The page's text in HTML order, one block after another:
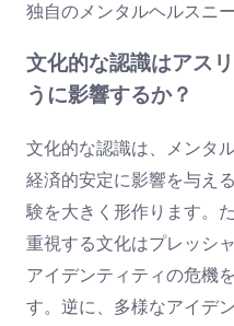
独自のメンタルヘルスニ
文化的な認識はアス
うに影響するか？
文化的な認識は、メンタ
経済的安定に影響を与え
験を大きく形作ります。
重視する文化はプレッシ
アイデンティティの危機
す。逆に、多様なアイデ